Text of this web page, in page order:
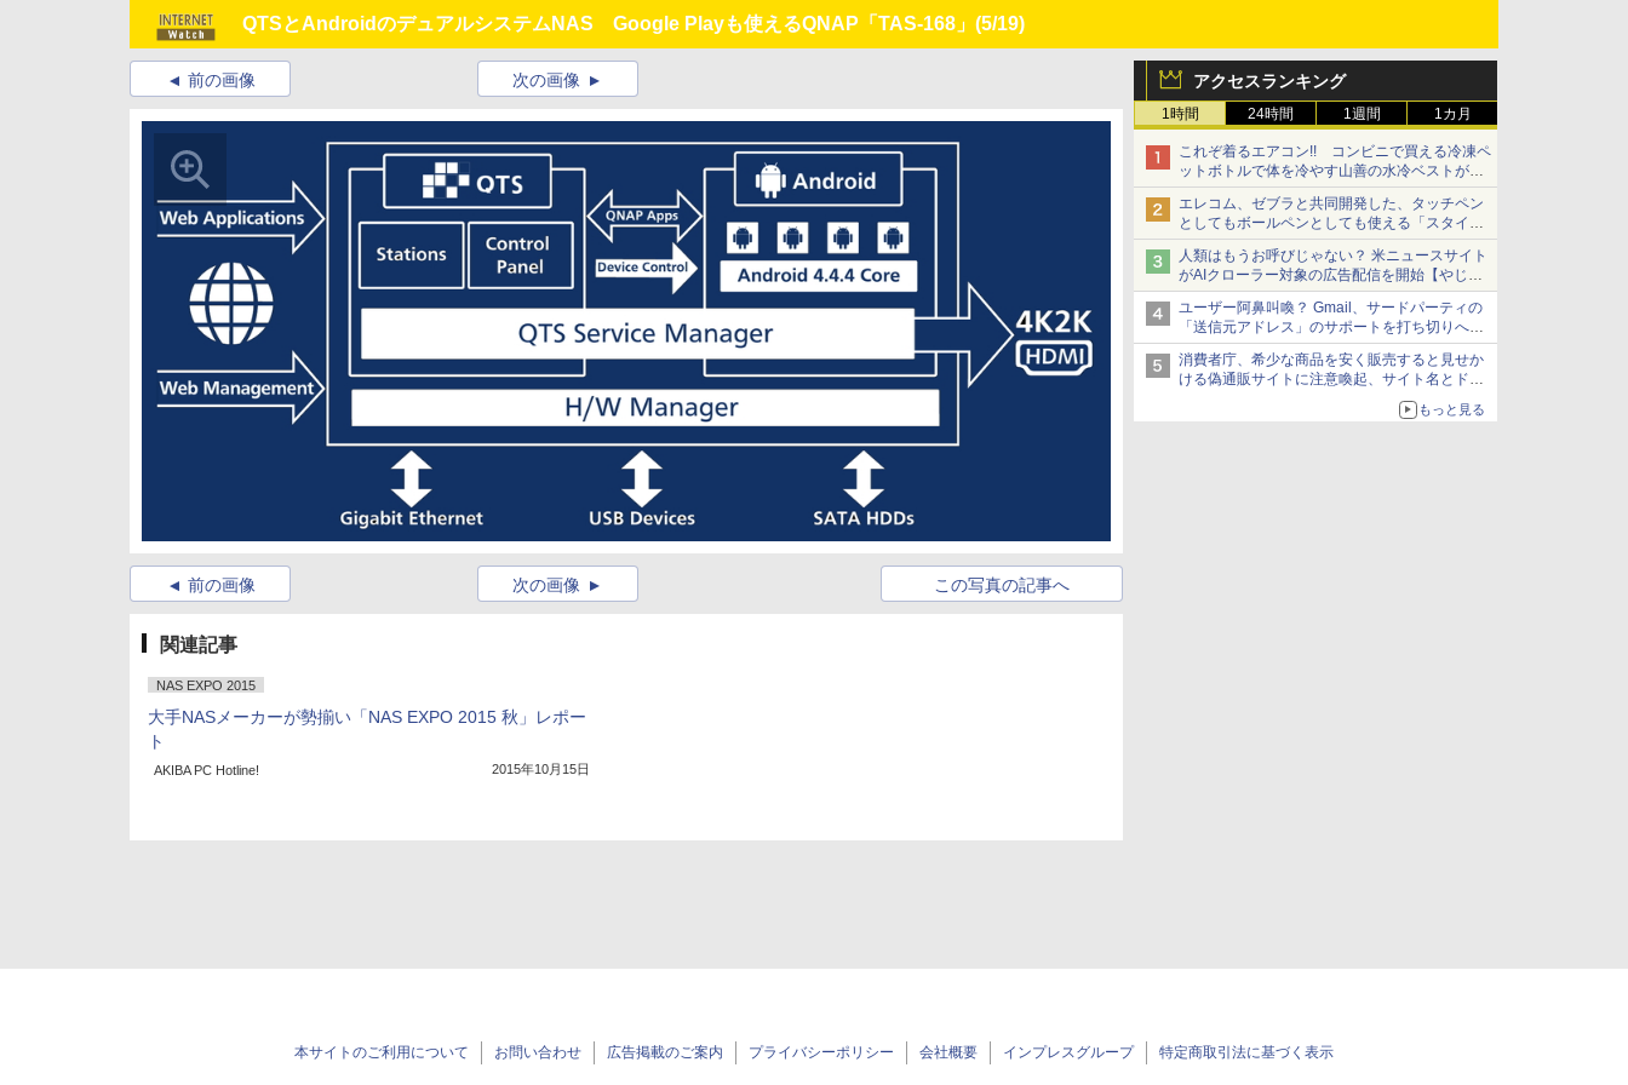
QTSとAndroidのデュアルシステムNAS Google Playも使えるQNAP「TAS-168」 (5/19)
アクセスランキング
1時間 24時間 1週間 1カ月
これぞ着るエアコン!! コンビニで買える冷凍ペ
ットボトルで体を冷やす山善の水冷ベストがロ
ードバイクにちょうどいい【ぼっち・ざ・ろー
ど！その14】【空いた時間でなにしてる？】
エレコム、ゼブラと共同開発した、タッチペン
としてもボールペンとしても使える「スタイラ
スツーウェイ」発売 iPadにも紙にも、持ち替
えずに書き込める
人類はもうお呼びじゃない？ 米ニュースサイト
がAIクローラー対象の広告配信を開始【やじう
まWatch】
ユーザー阿鼻叫喚？ Gmail、サードパーティの
「送信元アドレス」のサポートを打ち切りへ
【やじうまWatch】
消費者庁、希少な商品を安く販売すると見せか
ける偽通販サイトに注意喚起、サイト名とドメ
もっと見る
前の画像 次の画像
前の画像 この写真の記事へ
次の画像
関連記事
NAS EXPO 2015
大手NASメーカーが勢揃い「NAS EXPO 2015 秋」レポー
ト
AKIBA PC Hotline! 2015年10月15日
本サイトのご利用について お問い合わせ 広告掲載のご案内 プライバシーポリシー 会社概要 インプレスグループ 特定商取引法に基づく表示